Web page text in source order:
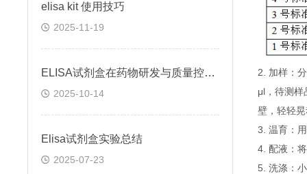
elisa kit 使用技巧
2025-11-19
ELISA试剂盒在药物研发与质量控制中的应用实践
2025-10-14
Elisa试剂盒实验总结
2025-07-23
2. 加样：
μl，待测样
壁，轻轻
3. 温育：
4. 配液：
5. 洗涤：